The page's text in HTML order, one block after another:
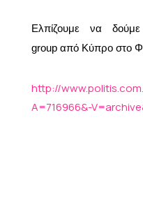
Ελπίζουμε να
group από Κύπρο στο
http://
A=716966&-